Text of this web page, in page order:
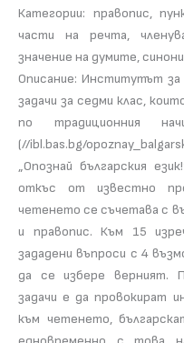
Категории: правопис,
части на речта,
значение на думите,
Описание: Институтът за
задачи за седми клас,
по традиционния
(//ibl.bas.bg/
„Опознай българския
откъс от известно
четенето се съчетава с
и правопис. Към 15
зададени въпроси с 4
да се избере верният.
задачи е да провокират
към четенето,